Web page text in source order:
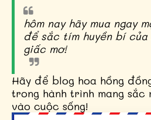
hôm nay hãy mua ngay
để sắc tím huyền bí
giấc mơ!
Hãy để blog hoa hồng
trong hành trình mang sắc
vào cuộc sống!